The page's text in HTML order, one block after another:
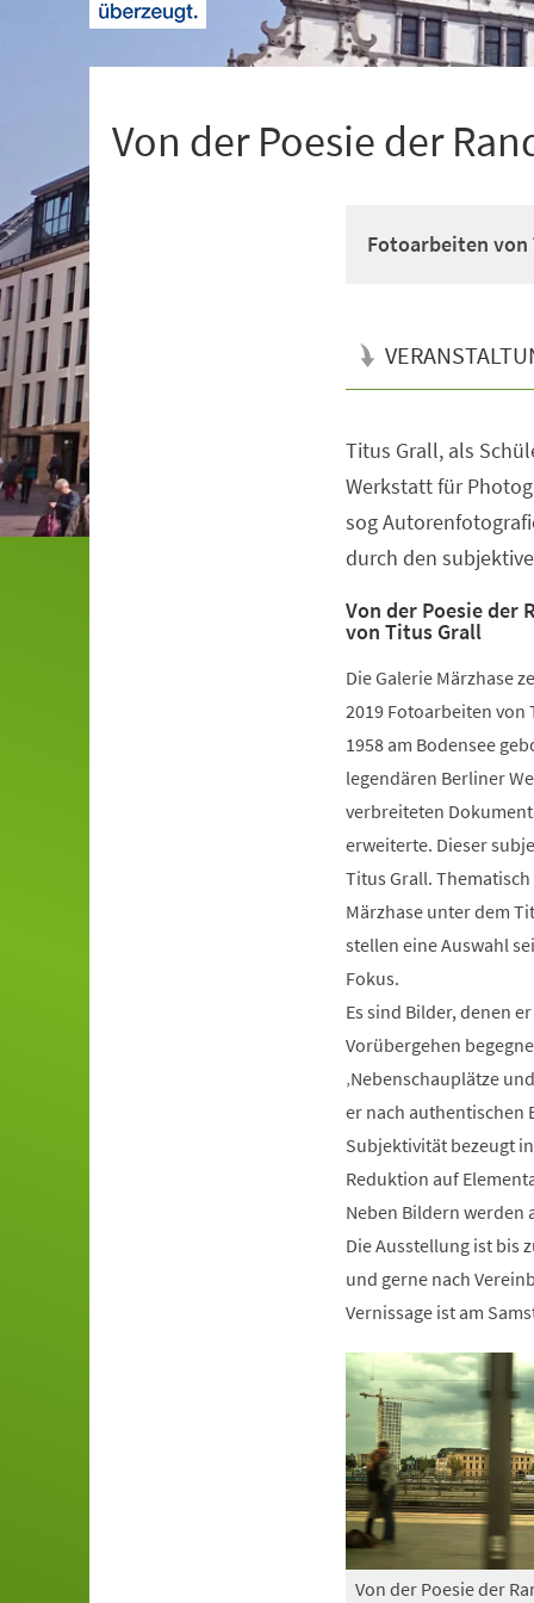
Von der Poesie der
Fotoarbeiten von
Titus Grall, als
Werkstatt für
sog
durch den
Von der Poesie der
von Titus Grall
Die Galerie Märzhase
2019 Fotoarbeiten von
1958 am Bodensee
legendären Berliner
verbreiteten
erweiterte. Dieser
Titus Grall.
Märzhase unter dem
stellen eine Auswahl
Fokus.
Es sind Bilder, denen
Vorübergehen
‚Nebenschauplätze
er nach authentischen
Subjektivität bezeugt
Reduktion auf
Neben Bildern werden
Die Ausstellung ist bis
und gerne nach
Vernissage ist am
Von der Poesie der